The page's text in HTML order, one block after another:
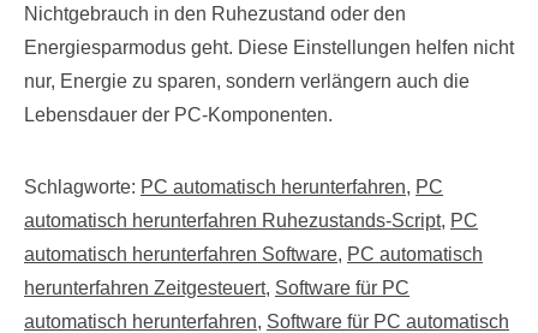
Nichtgebrauch in den Ruhezustand oder den
Energiesparmodus geht. Diese Einstellungen helfen nicht
nur, Energie zu sparen, sondern verlängern auch die
Lebensdauer der PC-Komponenten.
Schlagworte: PC automatisch herunterfahren, PC
automatisch herunterfahren Ruhezustands-Script, PC
automatisch herunterfahren Software, PC automatisch
herunterfahren Zeitgesteuert, Software für PC
automatisch herunterfahren, Software für PC automatisch